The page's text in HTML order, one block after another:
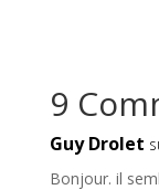
9
Guy Drolet
Bonjour. il